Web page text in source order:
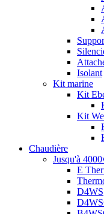
Isolant
Kit marine
Kit
Kit
Chaudière
Jusqu'à
E
D4WS